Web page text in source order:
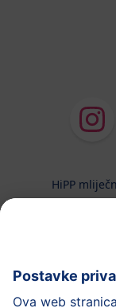
HiPP